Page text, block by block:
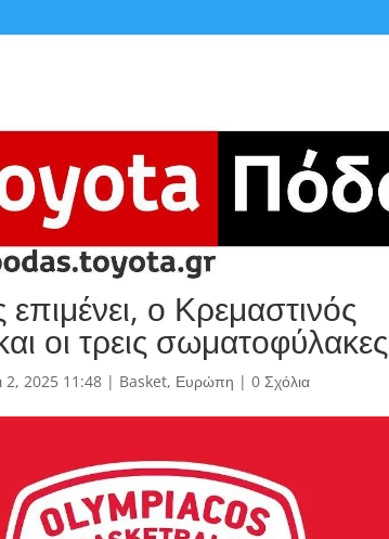
ο Κρεμαστινός
οι τρεις σωματοφύλακες
2, 2025 11:48| Basket, Ευρώπη | 0 Σχόλια